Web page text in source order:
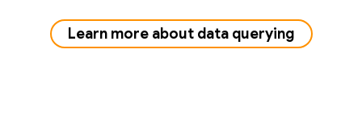
Learn more about data querying